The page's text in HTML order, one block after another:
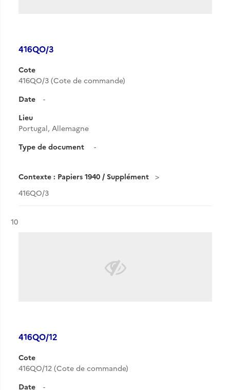
416QO/3
Cote
416QO/3 (Cote de commande)
Date
-
Lieu
Portugal, Allemagne
Type de document
-
Contexte : Papiers 1940 / Supplément
416QO/3
Résultat n°
10
416QO/12
Cote
416QO/12 (Cote de commande)
Date
-